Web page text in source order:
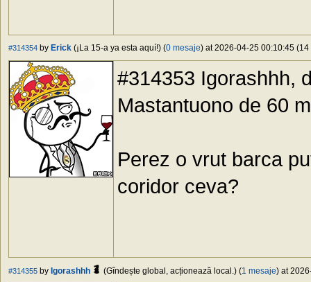
#314354 by Erick (¡La 15-a ya esta aquí!) (0 mesaje) at 2026-04-25 00:10:45
#314353 Igorashhh,
Mastantuono de 60
Perez o vrut barca
coridor ceva?
#314355 by Igorashhh (Gîndește global, acționează local.) (1 mesaje) at